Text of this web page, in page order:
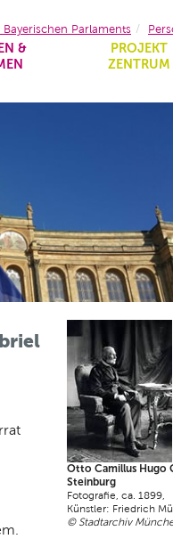
&
PROJEKT
ZENTRUM
Parlaments
Otto Camillus Hugo
Steinburg
Fotografie, ca. 1899,
Künstler: Friedrich
© Stadtarchiv